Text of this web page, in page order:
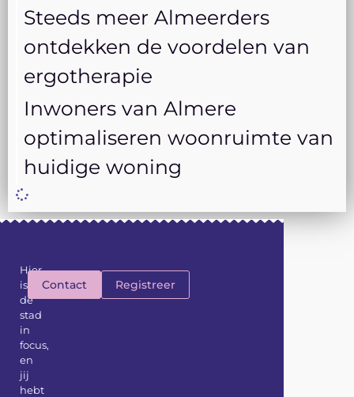
Steeds meer Almeerders
ontdekken de voordelen van
ergotherapie
Inwoners van Almere
optimaliseren woonruimte van
huidige woning
Hier
is
de
stad
in
focus,
en
jij
hebt
Contact Registreer